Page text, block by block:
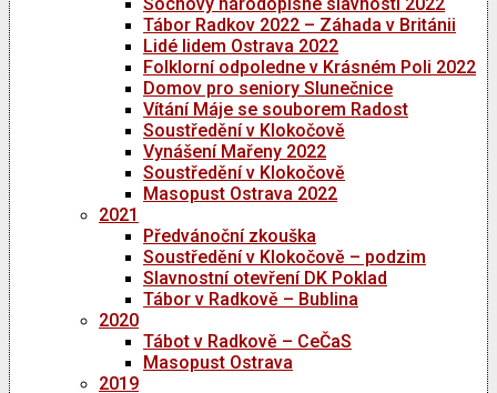
Tábor Radkov 2022 – Záhada v Británii
Lidé lidem Ostrava 2022
Folklorní odpoledne v Krásném Poli 2022
Domov pro seniory Slunečnice
Vítání Máje se souborem Radost
Soustředění v Klokočově
Vynášení Mařeny 2022
Soustředění v Klokočově
Masopust Ostrava 2022
2021
Předvánoční zkouška
Soustředění v Klokočově – podzim
Slavnostní otevření DK Poklad
Tábor v Radkově – Bublina
2020
Tábot v Radkově – CeČaS
Masopust Ostrava
2019